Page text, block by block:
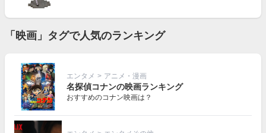
「映画」タグで人気のランキング
エンタメ > アニメ・漫画
名探偵コナンの映画ランキング
おすすめのコナン映画は？